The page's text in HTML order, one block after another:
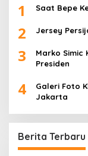
1 Saat Bepe
2 Jersey
3
Marko Simic
Presiden
4
Galeri Foto
Jakarta
Berita Terbaru